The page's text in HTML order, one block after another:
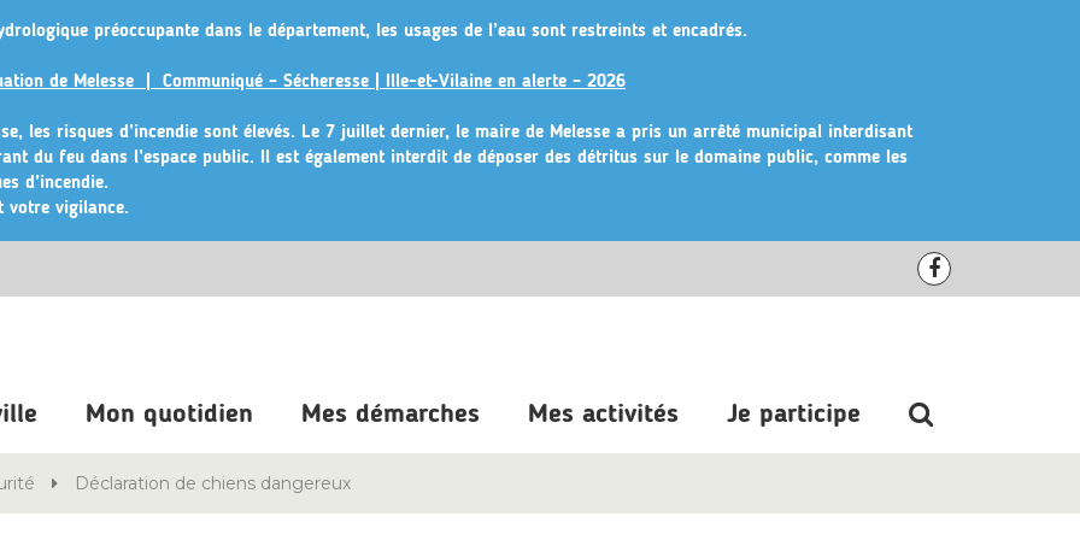
préoccupante dans le département, les usages de l’eau sont restreints et encadrés.
de Melesse | Communiqué – Sécheresse | Ille-et-Vilaine en alerte – 2026
les risques d’incendie sont élevés. Le 7 juillet dernier, le maire de Melesse a pris un arrêté municipal interdisant
du feu dans l’espace public. Il est également interdit de déposer des détritus sur le domaine public, comme les
d’incendie.
votre vigilance.
Lien
Facebook
Mon quotidien Mes démarches Mes activités Je participe
Déclaration de chiens dangereux